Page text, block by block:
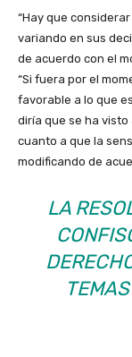
“Hay que
variando en sus
de acuerdo con el
“Si fuera por el
favorable a lo que
diría que se ha
cuanto a que la
modificando de
LA